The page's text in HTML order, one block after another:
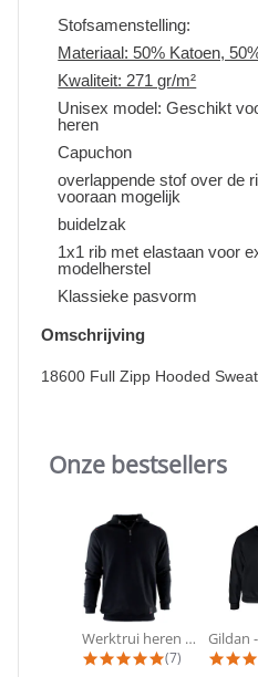
Stofsamenstelling:
Materiaal: 50% Katoen,
Kwaliteit: 271 gr/m²
Unisex model: Geschikt
heren
Capuchon
overlappende stof over de
vooraan mogelijk
buidelzak
1x1 rib met elastaan voor
modelherstel
Klassieke pasvorm
Omschrijving
18600 Full Zipp Hooded
Slideshow
Onze bestsellers
Werktrui heren met ritskraag - KRB®...
4.9 star
(7)